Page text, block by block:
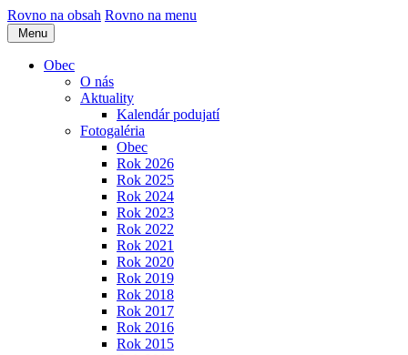
Rovno na obsah Rovno na menu
Menu
Obec
O nás
Aktuality
Kalendár podujatí
Fotogaléria
Obec
Rok 2026
Rok 2025
Rok 2024
Rok 2023
Rok 2022
Rok 2021
Rok 2020
Rok 2019
Rok 2018
Rok 2017
Rok 2016
Rok 2015